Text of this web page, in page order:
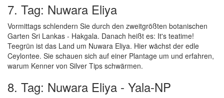
7. Tag: Nuwara Eliya
Vormittags schlendern Sie durch den zweitgrößten botanischen
Garten Sri Lankas - Hakgala. Danach heißt es: It's teatime!
Teegrün ist das Land um Nuwara Eliya. Hier wächst der edle
Ceylontee. Sie schauen sich auf einer Plantage um und erfahren,
warum Kenner von Silver Tips schwärmen.
8. Tag: Nuwara Eliya - Yala-NP